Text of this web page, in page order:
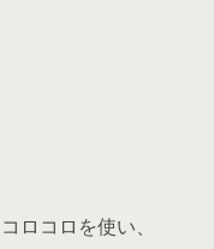
ロコロを使い、